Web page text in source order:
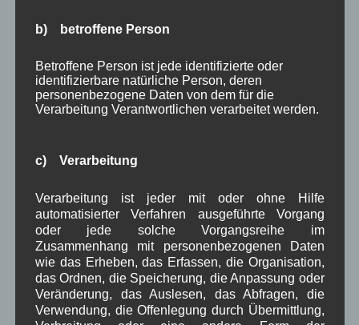
Josef Otler, Verein fürr Geschichte
Gerd Erfertbei Über uns
Beitragsarchiv
August 2026(3)
Juli 2026
Mai 2026(11)
April 2026(8)
März 2026
(9)
Februar 2026(6)
Januar 2026 (8)
Dezember 2025(14)
November 2025(5)
b) betroffene Person
Betroffene Person ist jede identifizierte oder
identifizierbare natürliche Person, deren
personenbezogene Daten von dem für die
Verarbeitung Verantwortlichen verarbeitet werden.
c) Verarbeitung
Verarbeitung ist jeder mit oder ohne Hilfe
automatisierter Verfahren ausgeführte Vorgang
oder jede solche Vorgangsreihe im
Zusammenhang mit personenbezogenen Daten
wie das Erheben, das Erfassen, die Organisation,
das Ordnen, die Speicherung, die Anpassung oder
Veränderung, das Auslesen, das Abfragen, die
Verwendung, die Offenlegung durch Übermittlung,